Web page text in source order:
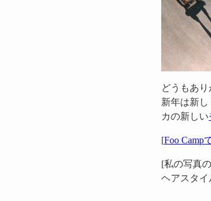
どうもあ
新年は新
カの新しい
[Foo Camp
[私の写真
ヘアスタイ